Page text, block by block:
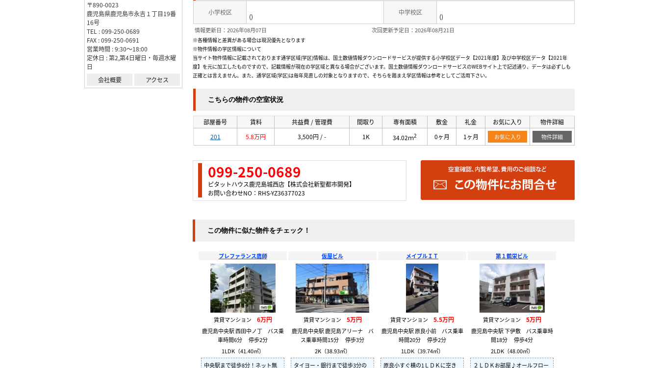
小学校区
()
中学校区
()
情報更新日：2026年08月07日 次回更新予定日：2026年08月21日
※各種情報と差異がある場合は現況優先となります
※物件情報の学区情報について
当サイト物件情報に記載されております通学区域(学区)情報は、国土数値情報ダウンロードサービスが提供する小学校区データ【2021年度】及び中学校区データ【2021年
度】を元に加工したものですので、記載情報が現在の学区域と異なる場合がございます。国土数値情報ダウンロードサービスのWEBサイト上で記述通り、データは必ずしも
正確とは言えません。また、通学区域(学区)は毎年見直しの対象となりますので、そちらを踏まえ学区情報は参考としてご活用下さい。
こちらの物件の空室状況
部屋番号 賃料 共益費 / 管理費 間取り 専有面積 敷金 礼金 お気に入り
物件詳細
201
5.8万円 3,500円 / - 1K 34.02ｍ2 0ヶ月 1ヶ月 お気に入り 物件詳細
099-250-0689
ピタットハウス鹿児島城西店【株式会社新聖都市開発】
お問い合わせNO：RHS-YZ36377023
この物件に似た物件をチェック！
プレファランス鷹師
賃貸マンション 6万円
鹿児島中央駅 西田中ノ丁 バス乗
車時間6分 停歩2分
1LDK（41.40㎡）
中央駅まで徒歩8分！ネット無
仮屋ビル
賃貸マンション 5万円
鹿児島中央駅 鹿児島アリーナ バ
ス乗車時間15分 停歩3分
2K（38.93㎡）
タイヨー・銀行まで徒歩3分の
メイプルＩＴ
賃貸マンション 5.5万円
鹿児島中央駅 原良小前 バス乗車
時間20分 停歩2分
1LDK（39.74㎡）
原良小すぐ横の1ＬＤＫに空き
第１鶴栄ビル
賃貸マンション 5万円
鹿児島中央駅 下伊敷 バス乗車時
間18分 停歩4分
2LDK（48.00㎡）
２ＬＤＫお部屋♪オールフロー
〒890-0023
鹿児島県鹿児島市永吉１丁目19番
16号
TEL : 099-250-0689
FAX : 099-250-0691
営業時間 : 9:30～18:00
定休日 : 第2,第4日曜日・毎週水曜
日
会社概要
アクセス